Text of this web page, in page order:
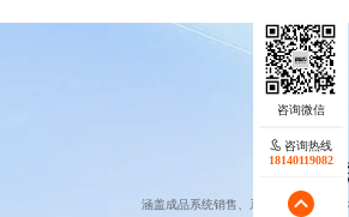
行
涵盖成品系统销售、系统集成服务、
咨询热线
18140119082